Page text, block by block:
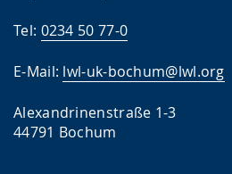
Tel: 0234 50 77-0
E-Mail: lwl-uk-bochum@lwl.org
Alexandrinenstraße 1-3
44791 Bochum